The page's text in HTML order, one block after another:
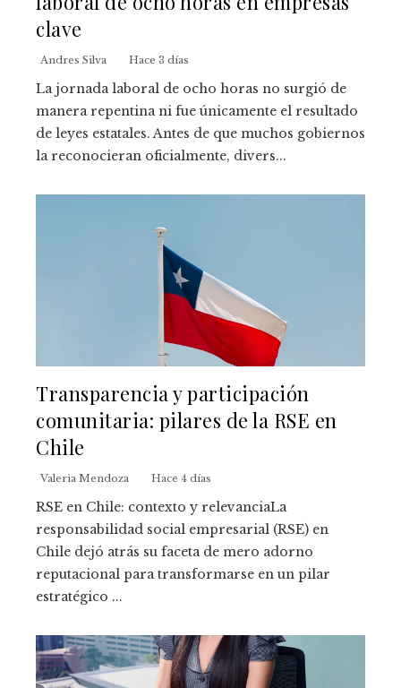
clave
Andres Silva Hace 3 días
La jornada laboral de ocho horas no surgió de
manera repentina ni fue únicamente el resultado
de leyes estatales. Antes de que muchos gobiernos
la reconocieran oficialmente, divers...
Transparencia y participación
comunitaria: pilares de la RSE en
Chile
Valeria Mendoza Hace 4 días
RSE en Chile: contexto y relevanciaLa
responsabilidad social empresarial (RSE) en
Chile dejó atrás su faceta de mero adorno
reputacional para transformarse en un pilar
estratégico ...